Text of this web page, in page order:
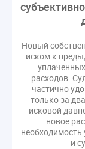
Новый
иском к
расходов.
частично
только за
исковой
новое
необходимость
и